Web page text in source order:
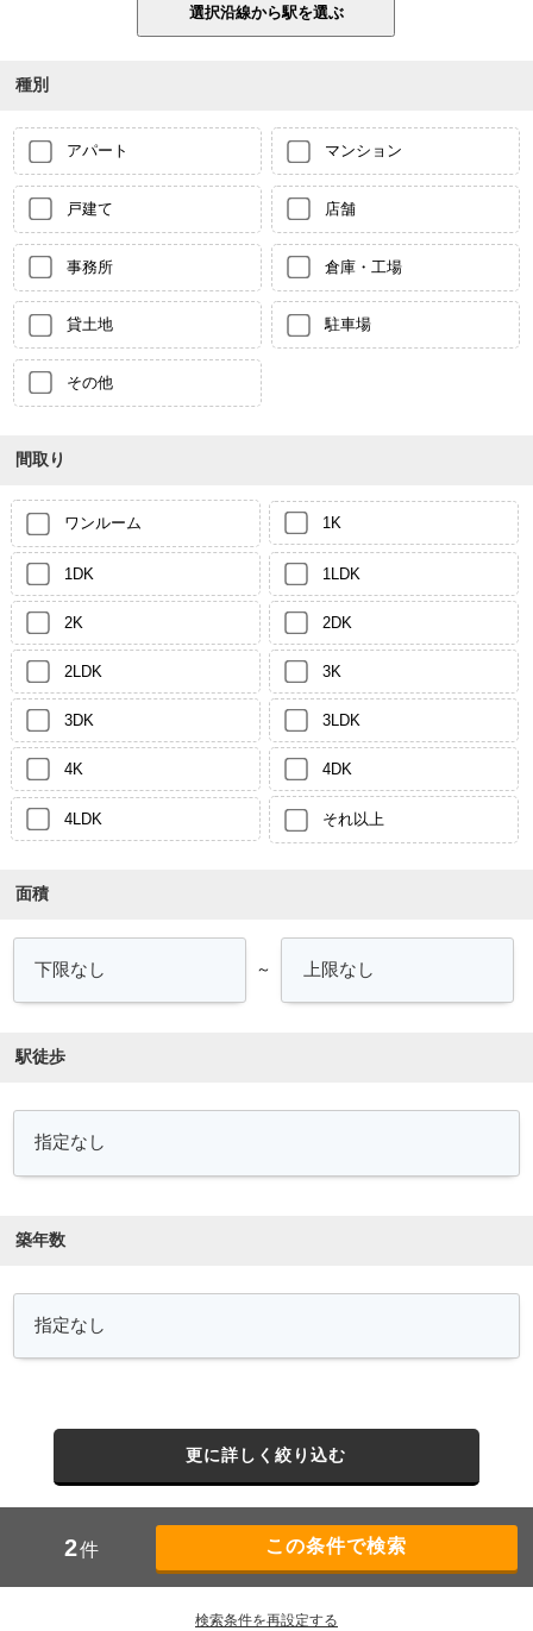
種別
アパート マンション
戸建て 店舗
事務所 倉庫・工場
貸土地 駐車場
その他
間取り
ワンルーム 1K
1DK 1LDK
2K 2DK
2LDK 3K
3DK 3LDK
4K 4DK
4LDK それ以上
面積
～
駅徒歩
築年数
更に詳しく絞り込む
2件
検索条件を再設定する